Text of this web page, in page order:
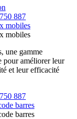
887
mobiles
mobiles
une gamme
pour améliorer leur
et leur efficacité
887
barres
barres